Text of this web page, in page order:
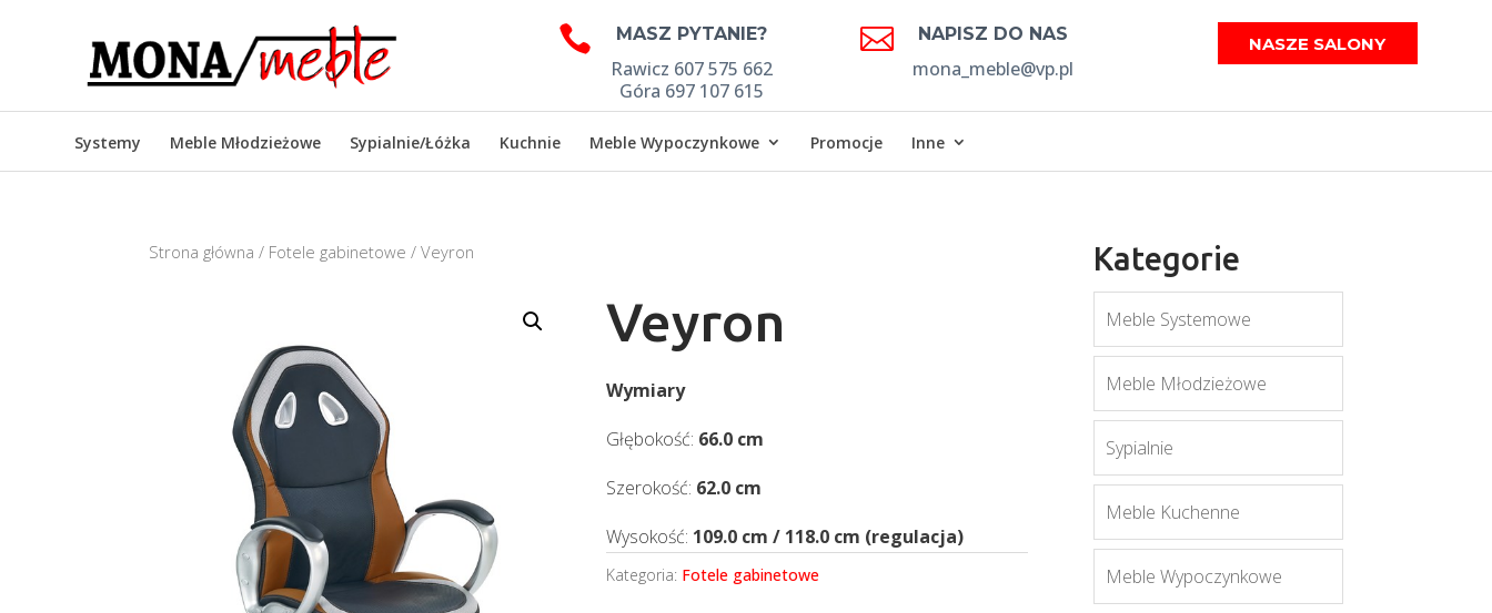
 MASZ PYTANIE?
Rawicz 607 575 662
Góra 697 107 615
 NAPISZ DO NAS
mona_meble@vp.pl
NASZE SALONY
Systemy Meble Młodzieżowe Sypialnie/Łóżka Kuchnie Meble Wypoczynkowe Promocje Inne
Strona główna / Fotele gabinetowe / Veyron
Veyron
Wymiary
Głębokość: 66.0 cm
Szerokość: 62.0 cm
Wysokość: 109.0 cm / 118.0 cm (regulacja)
Kategoria: Fotele gabinetowe
Kategorie
Meble Systemowe
Meble Młodzieżowe
Sypialnie
Meble Kuchenne
Meble Wypoczynkowe